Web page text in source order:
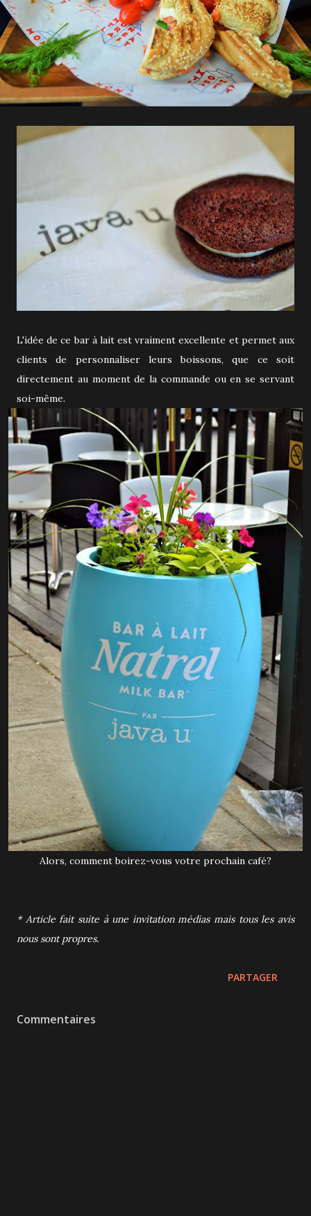
L'idée de ce bar à lait est vraiment excellente et permet aux
clients de personnaliser leurs boissons, que ce soit
directement au moment de la commande ou en se servant
soi-même.
Alors, comment boirez-vous votre prochain café?
* Article fait suite à une invitation médias mais tous les avis
nous sont propres.
PARTAGER
Commentaires